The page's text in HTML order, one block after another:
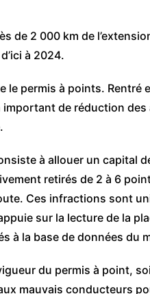
de 2 000 km de
à 2024.
le permis à points. Rentré
de réduction
à allouer un capital
retirés de 2 à 6
Ces infractions sont
sur la lecture de la
à la base de données du
du permis à point,
mauvais conducteurs